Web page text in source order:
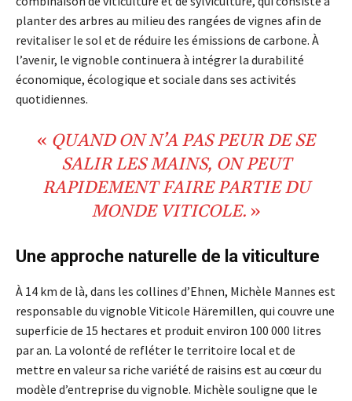
planter des arbres au milieu des rangées de vignes afin de
revitaliser le sol et de réduire les émissions de carbone. À
l’avenir, le vignoble continuera à intégrer la durabilité
économique, écologique et sociale dans ses activités
quotidiennes.
« QUAND ON N’A PAS PEUR DE SE
SALIR LES MAINS, ON PEUT
RAPIDEMENT FAIRE PARTIE DU
MONDE VITICOLE. »
Une approche naturelle de la viticulture
À 14 km de là, dans les collines d’Ehnen, Michèle Mannes est
responsable du vignoble Viticole Häremillen, qui couvre une
superficie de 15 hectares et produit environ 100 000 litres
par an. La volonté de refléter le territoire local et de
mettre en valeur sa riche variété de raisins est au cœur du
modèle d’entreprise du vignoble. Michèle souligne que le